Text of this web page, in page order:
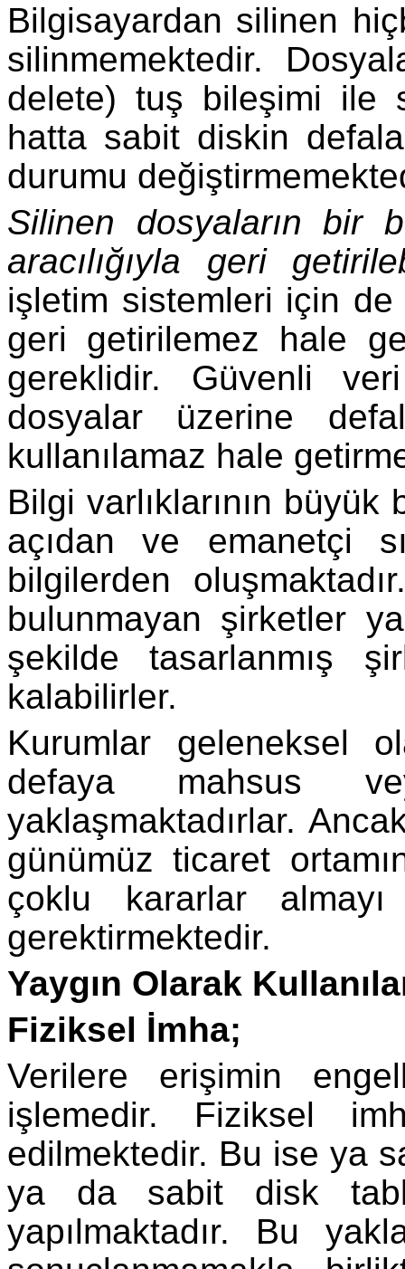
Bilgisayardan silinen
silinmemektedir.
delete) tuş bileşimi ile
hatta sabit diskin
durumu
Silinen dosyaların bir
aracılığıyla geri
işletim sistemleri için
geri getirilemez hale
gereklidir. Güvenli
dosyalar üzerine
kullanılamaz hale
Bilgi varlıklarının
açıdan ve emanetçi
bilgilerden
bulunmayan şirketler
şekilde tasarlanmış
kalabilirler.
Kurumlar geleneksel
defaya mahsus
yaklaşmaktadırlar.
günümüz ticaret
çoklu kararlar
gerektirmektedir.
Yaygın Olarak
Fiziksel İmha;
Verilere erişimin
işlemedir. Fiziksel
edilmektedir. Bu ise ya
ya da sabit disk
yapılmaktadır. Bu